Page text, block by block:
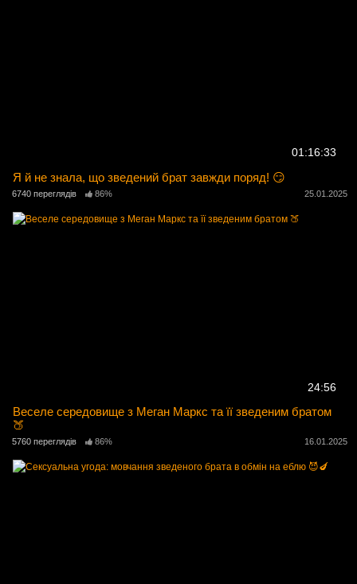
01:16:33
Я й не знала, що зведений брат завжди поряд! 😏
6740 переглядів 86% 25.01.2025
24:56
Веселе середовище з Меган Маркс та її зведеним братом
🍑
5760 переглядів 86% 16.01.2025